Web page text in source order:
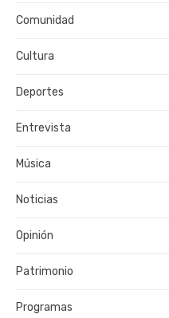
Comunidad
Cultura
Deportes
Entrevista
Música
Noticias
Opinión
Patrimonio
Programas